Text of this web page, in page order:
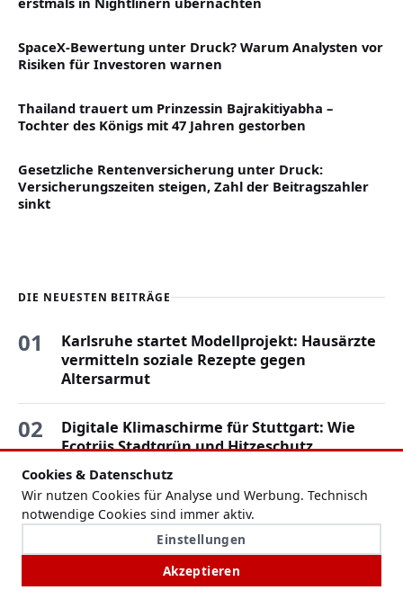
Cookies & Datenschutz
Wir nutzen Cookies für Analyse und Werbung. Technisch
notwendige Cookies sind immer aktiv.
Einstellungen
Akzeptieren
SpaceX-Bewertung unter Druck? Warum Analysten vor
Risiken für Investoren warnen
Thailand trauert um Prinzessin Bajrakitiyabha –
Tochter des Königs mit 47 Jahren gestorben
Gesetzliche Rentenversicherung unter Druck:
Versicherungszeiten steigen, Zahl der Beitragszahler
sinkt
DIE NEUESTEN BEITRÄGE
01
Karlsruhe startet Modellprojekt: Hausärzte
vermitteln soziale Rezepte gegen
Altersarmut
02
Digitale Klimaschirme für Stuttgart: Wie
Ecotriis Stadtgrün und Hitzeschutz
03
WM 2026: Polizei Reutlingen warnt vor
Risiken bei Autokorsos und Fanfeiern
04
Polizeieinsatz am Bodensee: